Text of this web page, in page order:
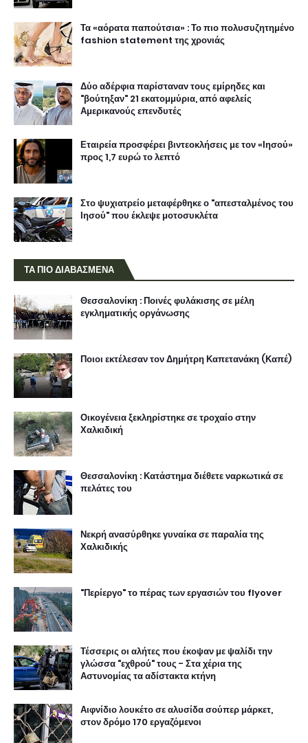
Τα «αόρατα παπούτσια» : Το πιο πολυσυζητημένο
fashion statement της χρονιάς
Δύο αδέρφια παρίσταναν τους εμίρηδες και
"βούτηξαν" 21 εκατομμύρια, από αφελείς
Αμερικανούς επενδυτές
Εταιρεία προσφέρει βιντεοκλήσεις με τον «Ιησού»
προς 1,7 ευρώ το λεπτό
Στο ψυχιατρείο μεταφέρθηκε ο "απεσταλμένος του
Ιησού" που έκλεψε μοτοσυκλέτα
ΤΑ ΠΙΟ ΔΙΑΒΑΣΜΕΝΑ
Θεσσαλονίκη : Ποινές φυλάκισης σε μέλη
εγκληματικής οργάνωσης
Ποιοι εκτέλεσαν τον Δημήτρη Καπετανάκη (Καπέ)
Οικογένεια ξεκληρίστηκε σε τροχαίο στην
Χαλκιδική
Θεσσαλονίκη : Κατάστημα διέθετε ναρκωτικά σε
πελάτες του
Νεκρή ανασύρθηκε γυναίκα σε παραλία της
Χαλκιδικής
"Περίεργο" το πέρας των εργασιών του flyover
Τέσσερις οι αλήτες που έκοψαν με ψαλίδι την
γλώσσα "εχθρού" τους - Στα χέρια της
Αστυνομίας τα αδίστακτα κτήνη
Αιφνίδιο λουκέτο σε αλυσίδα σούπερ μάρκετ,
στον δρόμο 170 εργαζόμενοι